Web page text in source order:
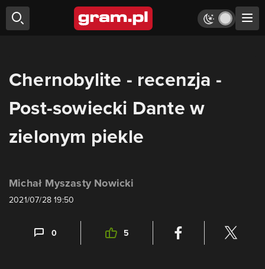
Chernobylite - recenzja -
Post-sowiecki Dante w
zielonym piekle
Michał Myszasty Nowicki
2021/07/28 19:50
0 5